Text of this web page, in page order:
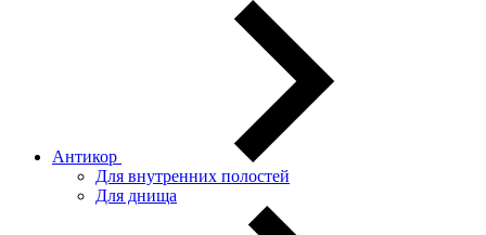
Антикор
Для внутренних полостей
Для днища